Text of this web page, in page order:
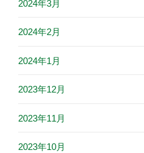
2024年3月
2024年2月
2024年1月
2023年12月
2023年11月
2023年10月